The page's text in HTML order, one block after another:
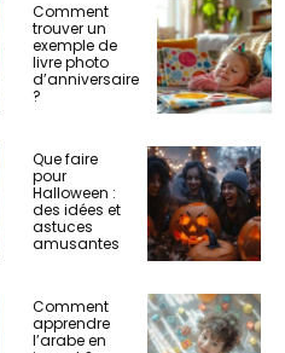
Comment
trouver un
exemple de
livre photo
d’anniversaire
?
Que faire
pour
Halloween :
des idées et
astuces
amusantes
Comment
apprendre
l’arabe en